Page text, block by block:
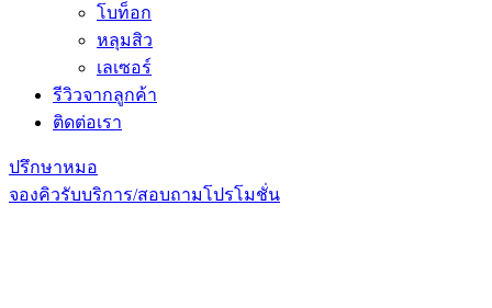
โบท็อก
หลุมสิว
เลเซอร์
รีวิวจากลูกค้า
ติดต่อเรา
ปรึกษาหมอ
จองคิวรับบริการ/สอบถามโปรโมชั่น